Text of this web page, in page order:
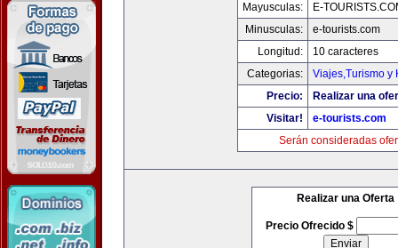
Mayusculas:
E-
Minusculas:
e-tourists.com
Longitud:
10 caracteres
Categorias:
Viajes,Turismo y
Precio:
Realizar una
Visitar!
e-tourists.com
Serán consideradas
Realizar una Oferta
Precio Ofrecido $